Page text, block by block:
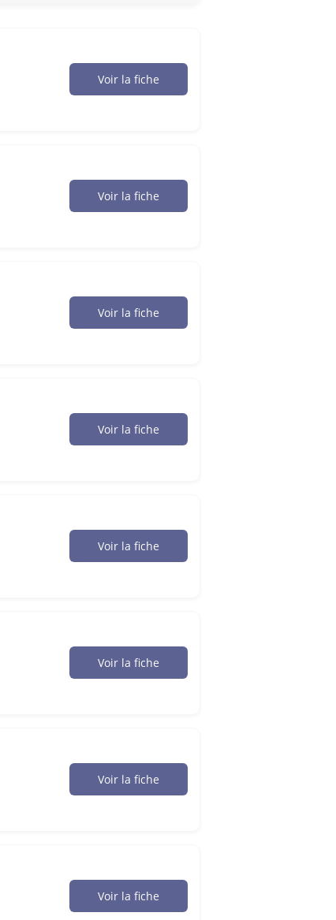
Voir la fiche
Voir la fiche
Voir la fiche
Voir la fiche
Voir la fiche
Voir la fiche
Voir la fiche
Voir la fiche